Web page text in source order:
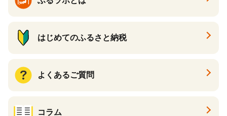
はじめてのふるさと納税
よくあるご質問
コラム